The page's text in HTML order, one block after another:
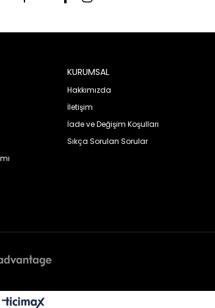
KURUMSAL
Hakkımızda
İletişim
İade ve Değişim Koşulları
Sıkça Sorulan Sorular